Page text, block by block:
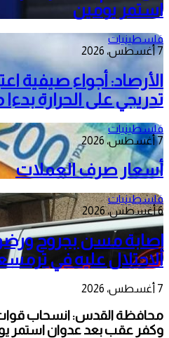
استمر يومين
فلسطينيات
7 أغسطس، 2026
الأرصاد: أجواء صيفية
تدريجي على الحرارة
فلسطينيات
7 أغسطس، 2026
أسعار صرف العملات
فلسطينيات
6 أغسطس، 2026
إصابة مسن بجروح
الاحتلال عليه في
7 أغسطس، 2026
محافظة القدس: انسحاب قوات
وكفر عقب بعد عدوان استمر